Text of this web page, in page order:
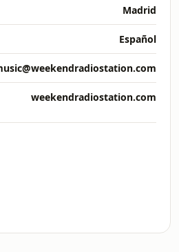
Madrid
Español
weekendradiostation.com